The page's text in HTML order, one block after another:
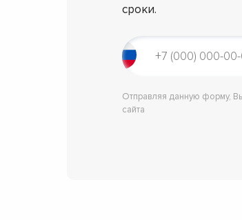
сроки.
Отправляя данную форму,
сайта